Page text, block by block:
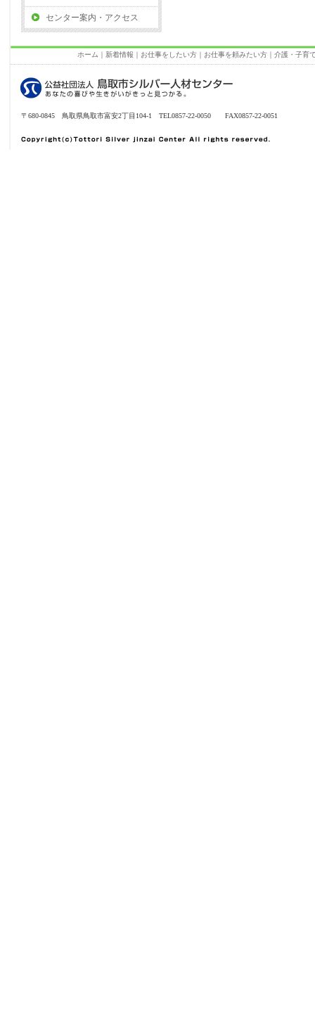
センター案内・アクセス
ホーム ｜ 新着情報 ｜ お仕事をしたい方 ｜ お仕事を頼みたい方 ｜ 介護・子育
〒680-0845 鳥取県鳥取市富安2丁目104-1 TEL0857-22-0050 FAX0857-22-0051